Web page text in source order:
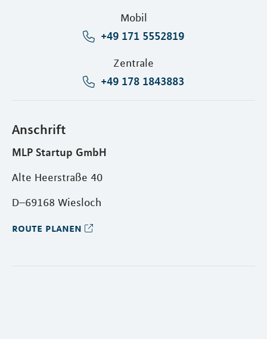
Mobil
+49 171 5552819
Zentrale
+49 178 1843883
Anschrift
MLP Startup GmbH
Alte Heerstraße 40
D–69168 Wiesloch
route planen